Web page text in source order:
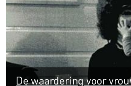
De waardering voor